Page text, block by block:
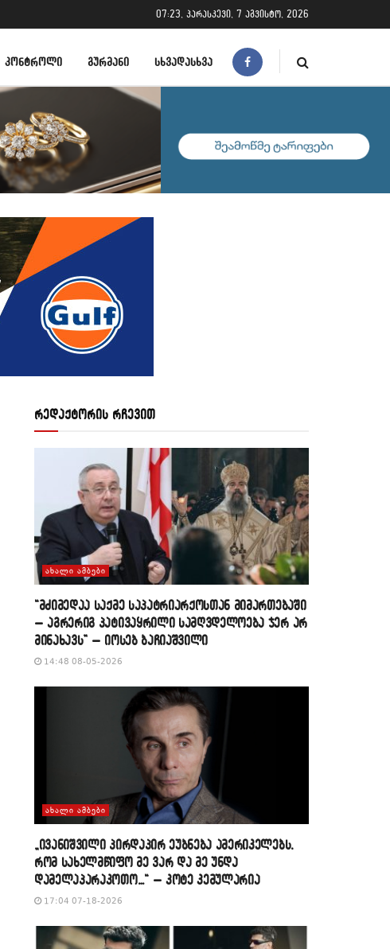
07:23, პარასკევი, 7 აგვისტო, 2026
ᲙᲝᲜᲢᲠᲝᲚᲘ ᲒᲣᲠᲛᲐᲜᲘ ᲡᲮᲕᲐᲓᲐᲡᲮᲕᲐ
რედაქტორის რჩევით
ᲐᲮᲐᲚᲘ ᲐᲛᲑᲔᲑᲘ
“მძიმედაა საქმე საპატრიარქოსთან მიმართებაში
– აგრერიგ პატივაყრილი სამღვდელოება ჯერ არ
მინახავს” – იოსებ ბაჩიაშვილი
14:48 08-05-2026
ᲐᲮᲐᲚᲘ ᲐᲛᲑᲔᲑᲘ
„ივანიშვილი პირდაპირ ეუბნება ამერიკელებს,
რომ სახელმწიფო მე ვარ და მე უნდა
დამელაპარაკოთო…“ – კოტე კემულარია
17:04 07-18-2026